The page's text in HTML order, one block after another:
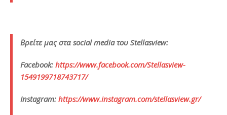
Βρείτε μας στα social mediaτου Stellasview:
Facebook: https://www.facebook.com/Stellasview-
1549199718743717/
Instagram: https://www.instagram.com/stellasview.gr/